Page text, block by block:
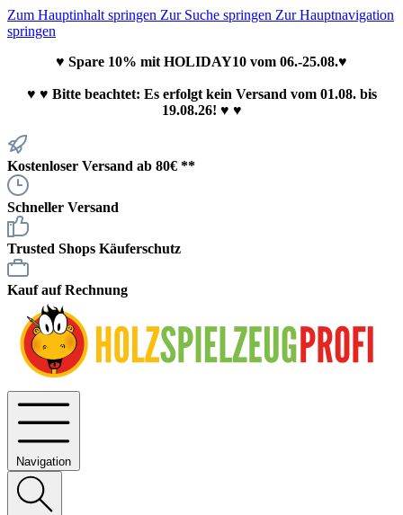
Zum Hauptinhalt springen Zur Suche springen Zur Hauptnavigation
springen
♥ Spare 10% mit HOLIDAY10 vom 06.-25.08.♥
♥ ♥ Bitte beachtet: Es erfolgt kein Versand vom 01.08. bis
19.08.26! ♥ ♥
Kostenloser Versand ab 80€ **
Schneller Versand
Trusted Shops Käuferschutz
Kauf auf Rechnung
Navigation